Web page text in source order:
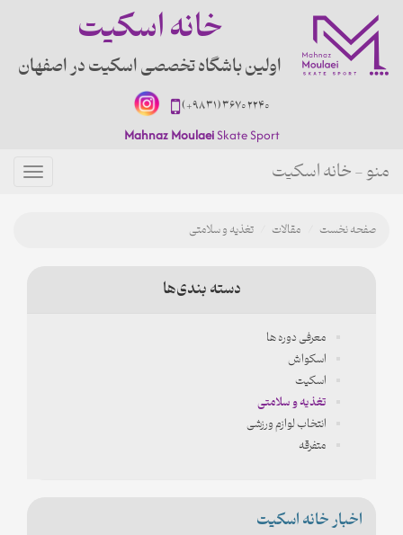
خانه اسکیت
اولین باشگاه تخصصی اسکیت در اصفهان
(+98 31) 3670 2240
Mahnaz MoulaeiSkate Sport
منو منو - خانه اسکیت
صفحه نخست مقالات تغذیه و سلامتی
دسته بندی‌ها
معرفی دوره ها
اسکواش
اسکیت
تغذیه و سلامتی
انتخاب لوازم ورزشی
متفرقه
اخبار خانه اسکیت